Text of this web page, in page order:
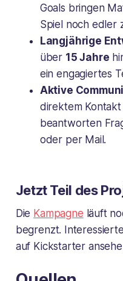
Goals bringen
Spiel noch edler
Langjährige
über 15 Jahre
ein engagiertes
Aktive
direktem
beantworten
oder per Mail.
Jetzt Teil des
Die Kampagne läuft
begrenzt.
auf Kickstarter